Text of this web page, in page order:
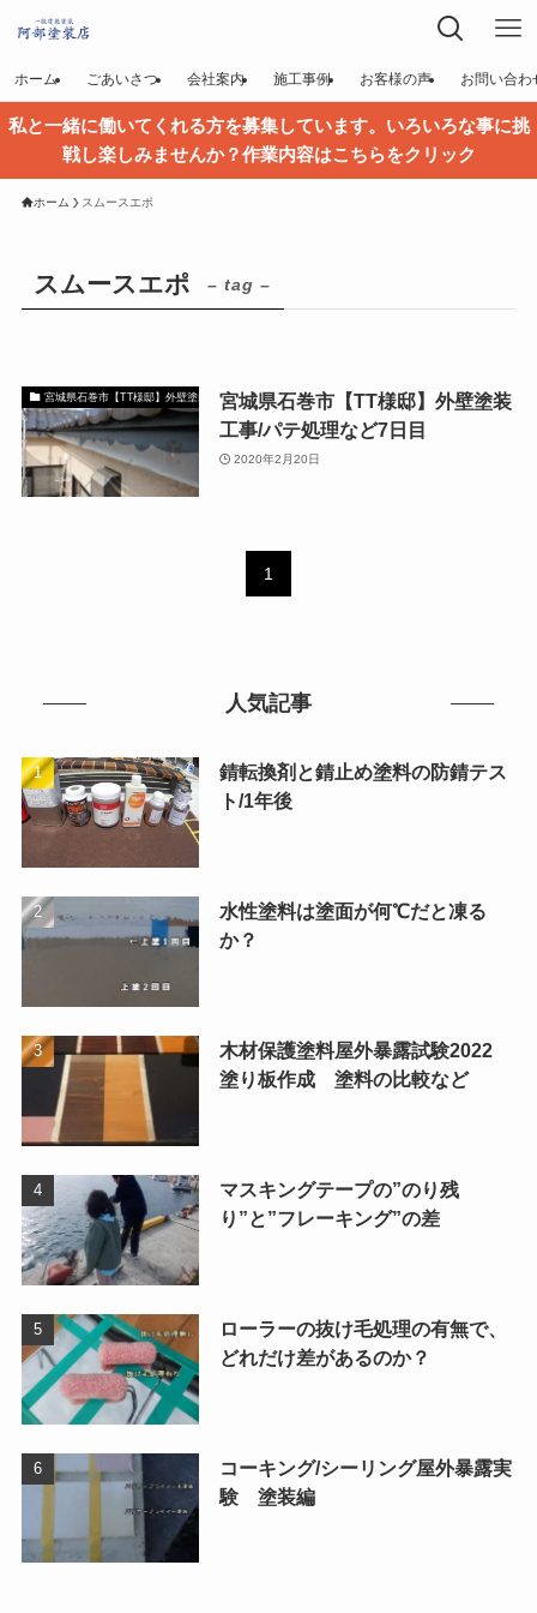
ホーム ごあいさつ 会社案内 施工事例 お客様の声 お問い合わ
私と一緒に働いてくれる方を募集しています。いろいろな事に挑
戦し楽しみませんか？作業内容はこちらをクリック
ホーム スムースエポ
スムースエポ – tag –
宮城県石巻市【TT様邸】外壁塗装
宮城県石巻市【TT様邸】外壁塗装
工事/パテ処理など7日目
2020年2月20日
1
人気記事
錆転換剤と錆止め塗料の防錆テス
ト/1年後
水性塗料は塗面が何℃だと凍る
か？
木材保護塗料屋外暴露試験2022
塗り板作成 塗料の比較など
マスキングテープの”のり残
り”と”フレーキング”の差
ローラーの抜け毛処理の有無で、
どれだけ差があるのか？
コーキング/シーリング屋外暴露実
験 塗装編